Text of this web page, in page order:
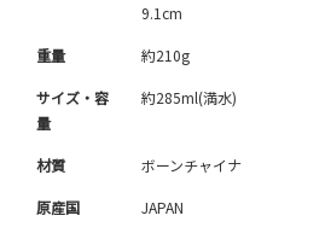
9.1cm
重量 約210g
サイズ・容
量
約285ml(満水)
材質 ボーンチャイナ
原産国 JAPAN